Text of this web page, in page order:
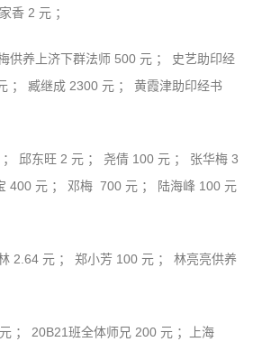
香 2 元 ；
供养上济下群法师 500 元 ； 史艺助印经
； 臧继成 2300 元 ； 黄霞津助印经书
邱东旺 2 元 ； 尧倩 100 元 ； 张华梅 3
400 元 ； 邓梅 700 元 ； 陆海峰 100 元
2.64 元 ； 郑小芳 100 元 ； 林亮亮供养
； 20B21班全体师兄 200 元 ；上海